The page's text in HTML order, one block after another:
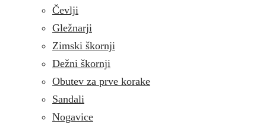
Čevlji
Gležnarji
Zimski škornji
Dežni škornji
Obutev za prve korake
Sandali
Nogavice